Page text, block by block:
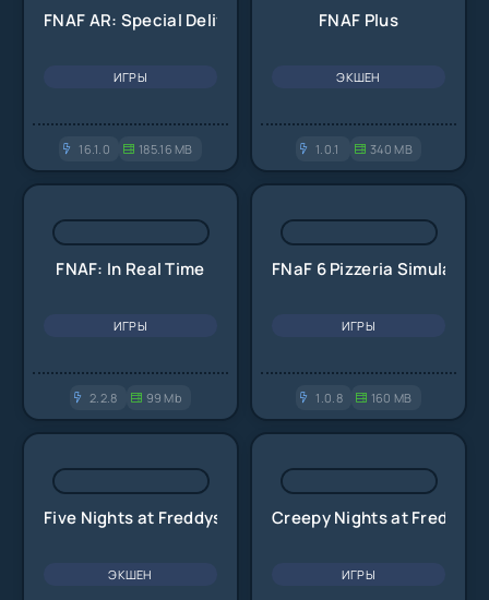
FNAF AR: Special Delivery
ИГРЫ
16.1.0 185.16 MB
FNAF Plus
ЭКШЕН
1.0.1 340 MB
FNAF: In Real Time
ИГРЫ
2.2.8 99 Mb
FNaF 6 Pizzeria Simulator
ИГРЫ
1.0.8 160 MB
Five Nights at Freddys 4
ЭКШЕН
Creepy Nights at Freddy's
ИГРЫ